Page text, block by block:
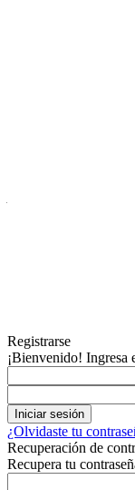
Registrarse
¡Bienvenido! Ingresa
¿Olvidaste tu
Recuperación de
Recupera tu